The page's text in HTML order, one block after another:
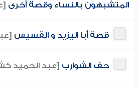
المتشبهون بالنساء وقصة أخرى
قصة أبا اليزيد و القسيس
حف الشوارب [عبد الحميد